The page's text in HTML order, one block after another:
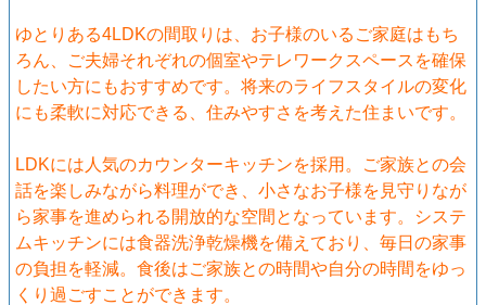
ゆとりある4LDKの間取りは、お子様のいるご家庭はもち
ろん、ご夫婦それぞれの個室やテレワークスペースを確保
したい方にもおすすめです。将来のライフスタイルの変化
にも柔軟に対応できる、住みやすさを考えた住まいです。
LDKには人気のカウンターキッチンを採用。ご家族との会
話を楽しみながら料理ができ、小さなお子様を見守りなが
ら家事を進められる開放的な空間となっています。システ
ムキッチンには食器洗浄乾燥機を備えており、毎日の家事
の負担を軽減。食後はご家族との時間や自分の時間をゆっ
くり過ごすことができます。